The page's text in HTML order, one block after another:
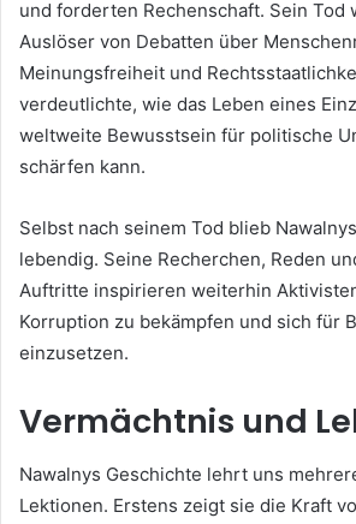
und forderten Rechenschaft. Sein Tod
Auslöser von Debatten über
Meinungsfreiheit und
verdeutlichte, wie das Leben eines
weltweite Bewusstsein für politische
schärfen kann.
Selbst nach seinem Tod blieb
lebendig. Seine Recherchen, Reden
Auftritte inspirieren weiterhin
Korruption zu bekämpfen und sich für
einzusetzen.
Vermächtnis und
Nawalnys Geschichte lehrt uns
Lektionen. Erstens zeigt sie die Kraft